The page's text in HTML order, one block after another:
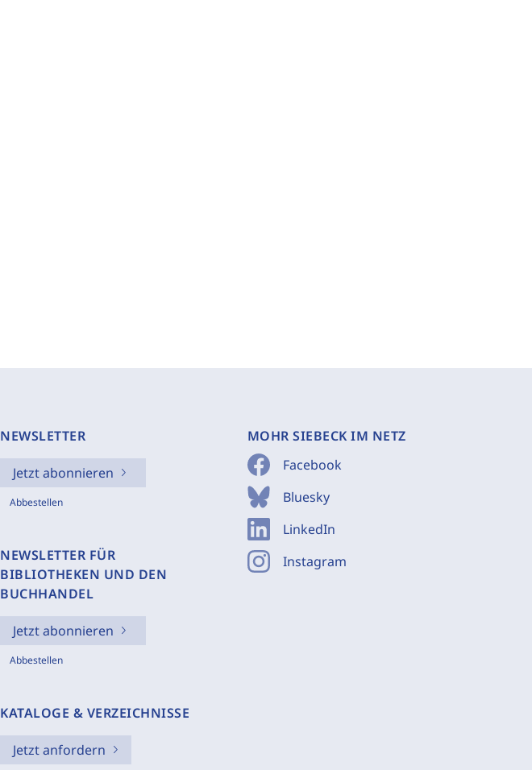
NEWSLETTER
Jetzt abonnieren
Abbestellen
NEWSLETTER FÜR
BIBLIOTHEKEN UND DEN
BUCHHANDEL
Jetzt abonnieren
Abbestellen
KATALOGE & VERZEICHNISSE
Jetzt anfordern
MOHR SIEBECK IM NETZ
Facebook
Bluesky
LinkedIn
Instagram